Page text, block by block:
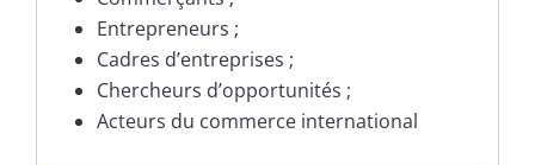
Entrepreneurs ;
Cadres d’entreprises ;
Chercheurs d’opportunités ;
Acteurs du commerce international